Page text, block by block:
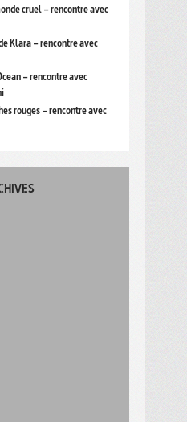
cruel – rencontre avec
Klara – rencontre avec
– rencontre avec
rouges – rencontre avec